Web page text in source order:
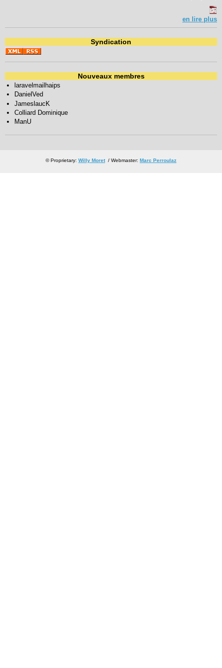
en lire plus
Syndication
Nouveaux membres
laravelmailhaips
DanielVed
JameslaucK
Colliard Dominique
ManU
© Proprietary: Willy Moret/ Webmaster: Marc Perroulaz